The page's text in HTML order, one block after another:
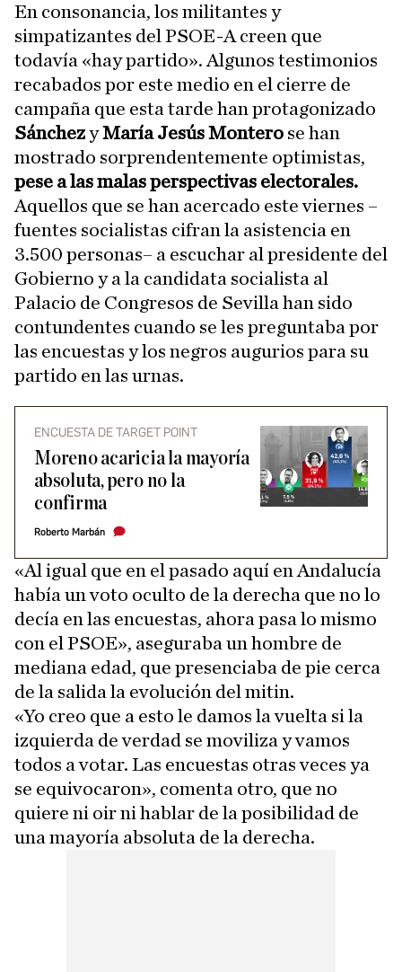
En consonancia, los militantes y
simpatizantes del PSOE-A creen que
todavía «hay partido». Algunos testimonios
recabados por este medio en el cierre de
campaña que esta tarde han protagonizado
SánchezyMaría Jesús Montero se han
mostrado sorprendentemente optimistas,
pese a las malas perspectivas electorales.
Aquellos que se han acercado este viernes –
fuentes socialistas cifran la asistencia en
3.500 personas– a escuchar al presidente del
Gobierno y a la candidata socialista al
Palacio de Congresos de Sevilla han sido
contundentes cuando se les preguntaba por
las encuestas y los negros augurios para su
partido en las urnas.
ENCUESTA DE TARGET POINT
Moreno acaricia la mayoría
absoluta, pero no la
confirma
Roberto Marbán
«Al igual que en el pasado aquí en Andalucía
había un voto oculto de la derecha que no lo
decía en las encuestas, ahora pasa lo mismo
con el PSOE», aseguraba un hombre de
mediana edad, que presenciaba de pie cerca
de la salida la evolución del mitin.
«Yo creo que a esto le damos la vuelta si la
izquierda de verdad se moviliza y vamos
todos a votar. Las encuestas otras veces ya
se equivocaron», comenta otro, que no
quiere ni oir ni hablar de la posibilidad de
una mayoría absoluta de la derecha.